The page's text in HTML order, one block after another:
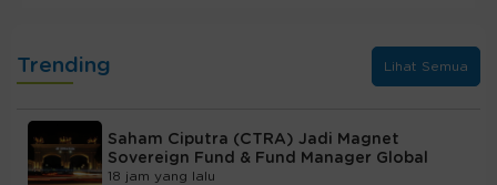
Trending Lihat Semua
Saham Ciputra (CTRA) Jadi Magnet
Sovereign Fund & Fund Manager Global
18 jam yang lalu